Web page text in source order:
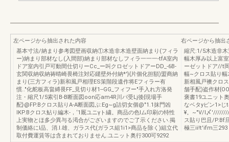
左ページから抽出された内容
基本寸法/納まり参考図壁画収納①木造非木造壁面納まり(フィラ
ー)納まり部材なし(入間部)納まり部材なしフィラ一一一-tfA室内
ドア室内引戸可動間仕切りーCc_ー叫クロゼットドアーDD_-6B-
玄関収納収納祷晴崎畏椅注対応鑓壁外付納*'}{片個化担額)盟商納
まり(三方フィラ)新和風戸相理ES策階段遺作将Eフィラー有
慣.."化舵板高畠縛畏FF_見切り材1--GG_フィフー"手入れ方洛発
注・縮尺1/5索引B-B断面図oon応am4R川パ受Lj後{現場手
配}@FP.Bクロス貼りA-A断面図ぷ:Eg~g詰切女個@"1.1抹門凶
IKP.Bクロス鮎り編木-，‘1厩ユニγト繍。商品の色lム印刷の特性
上実物とほ多少異与る渇合がございますのでご了示ください.掲
制価絡にl品、消.l.雄、ガラス代(ガラス組1i1>商品を除く)組立代
取付費運賃等は含まれておりません.ユニット奥行300可9292
右ページから抽出
縮尺:1/5木造非
幅木厚み以上富
ーゼットドア//t
幅~クロス貼り幅
新相風戸襖クロ
舗手配)盗作材
褒書19ユニット
なベタyピン1>
¥。~"V/l〆
ス貼り巴且/P.Bf
極三ii!t'ifm三293